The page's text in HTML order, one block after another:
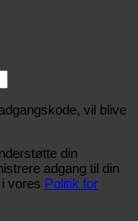
vil blive
din
adgang til din
vores Politik for